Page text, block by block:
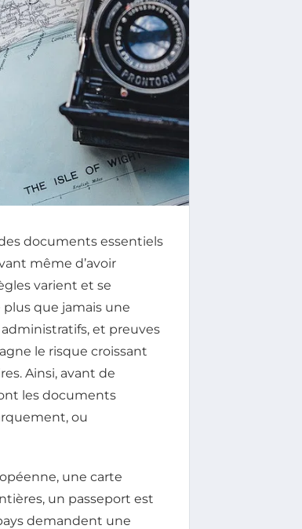
documents essentiels
même d’avoir
varient et se
plus que jamais une
et preuves
le risque croissant
Ainsi, avant de
les documents
ou
une carte
un passeport est
demandent une